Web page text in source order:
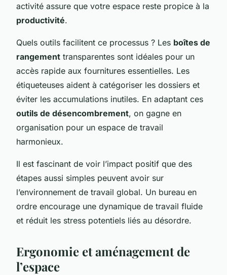
activité assure que votre espace reste propice à la
productivité.
Quels outils facilitent ce processus ? Les boîtes de
rangement transparentes sont idéales pour un
accès rapide aux fournitures essentielles. Les
étiqueteuses aident à catégoriser les dossiers et
éviter les accumulations inutiles. En adaptant ces
outils de désencombrement, on gagne en
organisation pour un espace de travail
harmonieux.
Il est fascinant de voir l’impact positif que des
étapes aussi simples peuvent avoir sur
l’environnement de travail global. Un bureau en
ordre encourage une dynamique de travail fluide
et réduit les stress potentiels liés au désordre.
Ergonomie et aménagement de
l’espace